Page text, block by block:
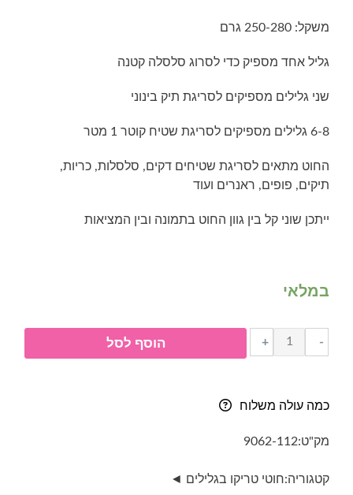
משקל: 250-280 גרם
גליל אחד מספיק כדי לסרוג סלסלה קטנה
שני גלילים מספיקים לסריגת תיק בינוני
6-8 גלילים מספיקים לסריגת שטיח קוטר 1 מטר
החוט מתאים לסריגת שטיחים דקים, סלסלות, כריות,
תיקים, פופים, ראנרים ועוד
ייתכן שוני קל בין גוון החוט בתמונה ובין המציאות
במלאי
-
כמות
של
בגליל-
אבן
מאוד
+ הוסף לסל
כמה עולה משלוח
מק"ט:9062-112
קטגוריה:חוטי טריקו בגלילים ◄